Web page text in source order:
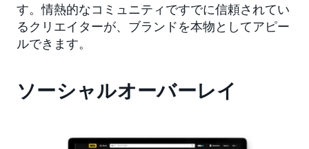
す。情熱的なコミュニティですでに信頼されてい
るクリエイターが、ブランドを本物としてアピー
ルできます。
ソーシャルオーバーレイ